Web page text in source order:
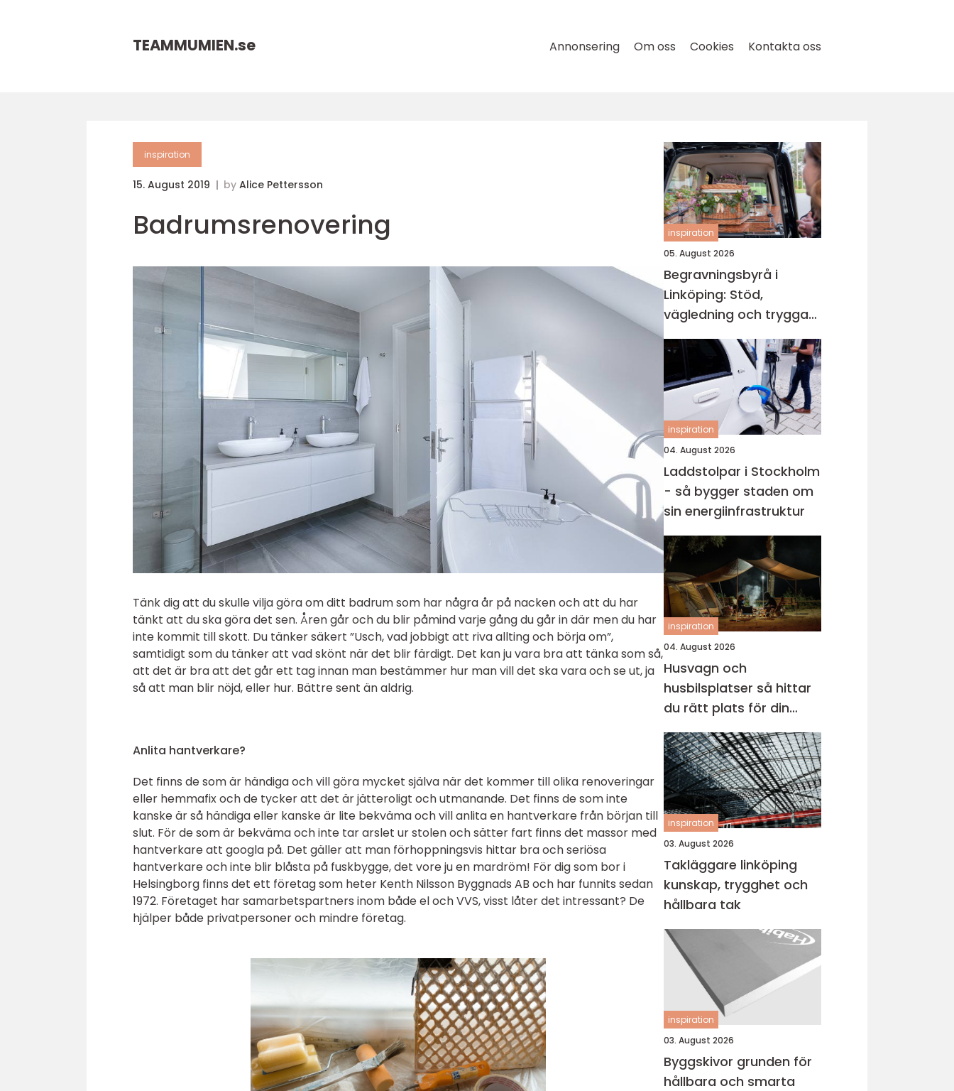
TEAMMUMIEN.se Annonsering Om oss Cookies Kontakta oss
inspiration
15. August 2019 by Alice Pettersson
Badrumsrenovering
Tänk dig att du skulle vilja göra om ditt badrum som har några år på nacken och att du har
tänkt att du ska göra det sen. Åren går och du blir påmind varje gång du går in där men du har
inte kommit till skott. Du tänker säkert ”Usch, vad jobbigt att riva allting och börja om”,
samtidigt som du tänker att vad skönt när det blir färdigt. Det kan ju vara bra att tänka som så,
att det är bra att det går ett tag innan man bestämmer hur man vill det ska vara och se ut, ja
så att man blir nöjd, eller hur. Bättre sent än aldrig.
Anlita hantverkare?
Det finns de som är händiga och vill göra mycket själva när det kommer till olika renoveringar
eller hemmafix och de tycker att det är jätteroligt och utmanande. Det finns de som inte
kanske är så händiga eller kanske är lite bekväma och vill anlita en hantverkare från början till
slut. För de som är bekväma och inte tar arslet ur stolen och sätter fart finns det massor med
hantverkare att googla på. Det gäller att man förhoppningsvis hittar bra och seriösa
hantverkare och inte blir blåsta på fuskbygge, det vore ju en mardröm! För dig som bor i
Helsingborg finns det ett företag som heter Kenth Nilsson Byggnads AB och har funnits sedan
1972. Företaget har samarbetspartners inom både el och VVS, visst låter det intressant? De
hjälper både privatpersoner och mindre företag.
inspiration
05. August 2026
Begravningsbyrå i
Linköping: Stöd,
vägledning och trygga
val i en svår tid
inspiration
04. August 2026
Laddstolpar i Stockholm
- så bygger staden om
sin energiinfrastruktur
inspiration
04. August 2026
Husvagn och
husbilsplatser så hittar
du rätt plats för din
nästa resa
inspiration
03. August 2026
Takläggare linköping
kunskap, trygghet och
hållbara tak
inspiration
03. August 2026
Byggskivor grunden för
hållbara och smarta